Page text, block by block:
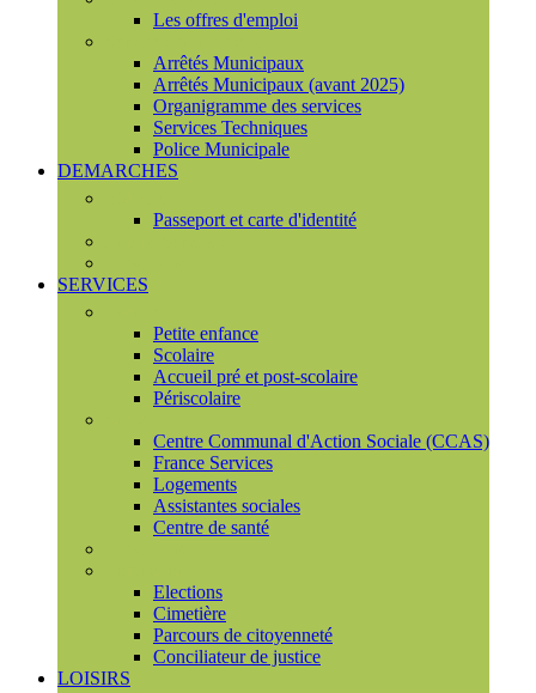
Les offres d'emploi
Arrêtés Municipaux
Arrêtés Municipaux (avant 2025)
Organigramme des services
Services Techniques
Police Municipale
DEMARCHES
Passeport et carte d'identité
SERVICES
Petite enfance
Scolaire
Accueil pré et post-scolaire
Périscolaire
Centre Communal d'Action Sociale (CCAS)
France Services
Logements
Assistantes sociales
Centre de santé
Elections
Cimetière
Parcours de citoyenneté
Conciliateur de justice
LOISIRS